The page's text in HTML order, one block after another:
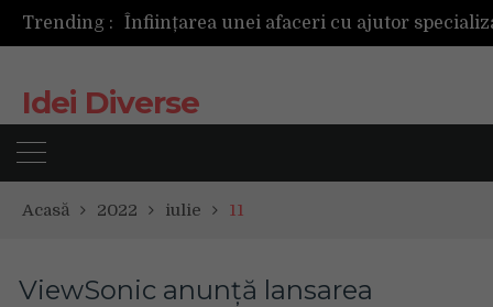
Trending :
Idei Diverse
Acasă 2022 iulie 11
ViewSonic anunță lansarea